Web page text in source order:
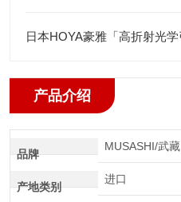
产品介绍
品牌
MUSASHI/武藏
产地类别
进口